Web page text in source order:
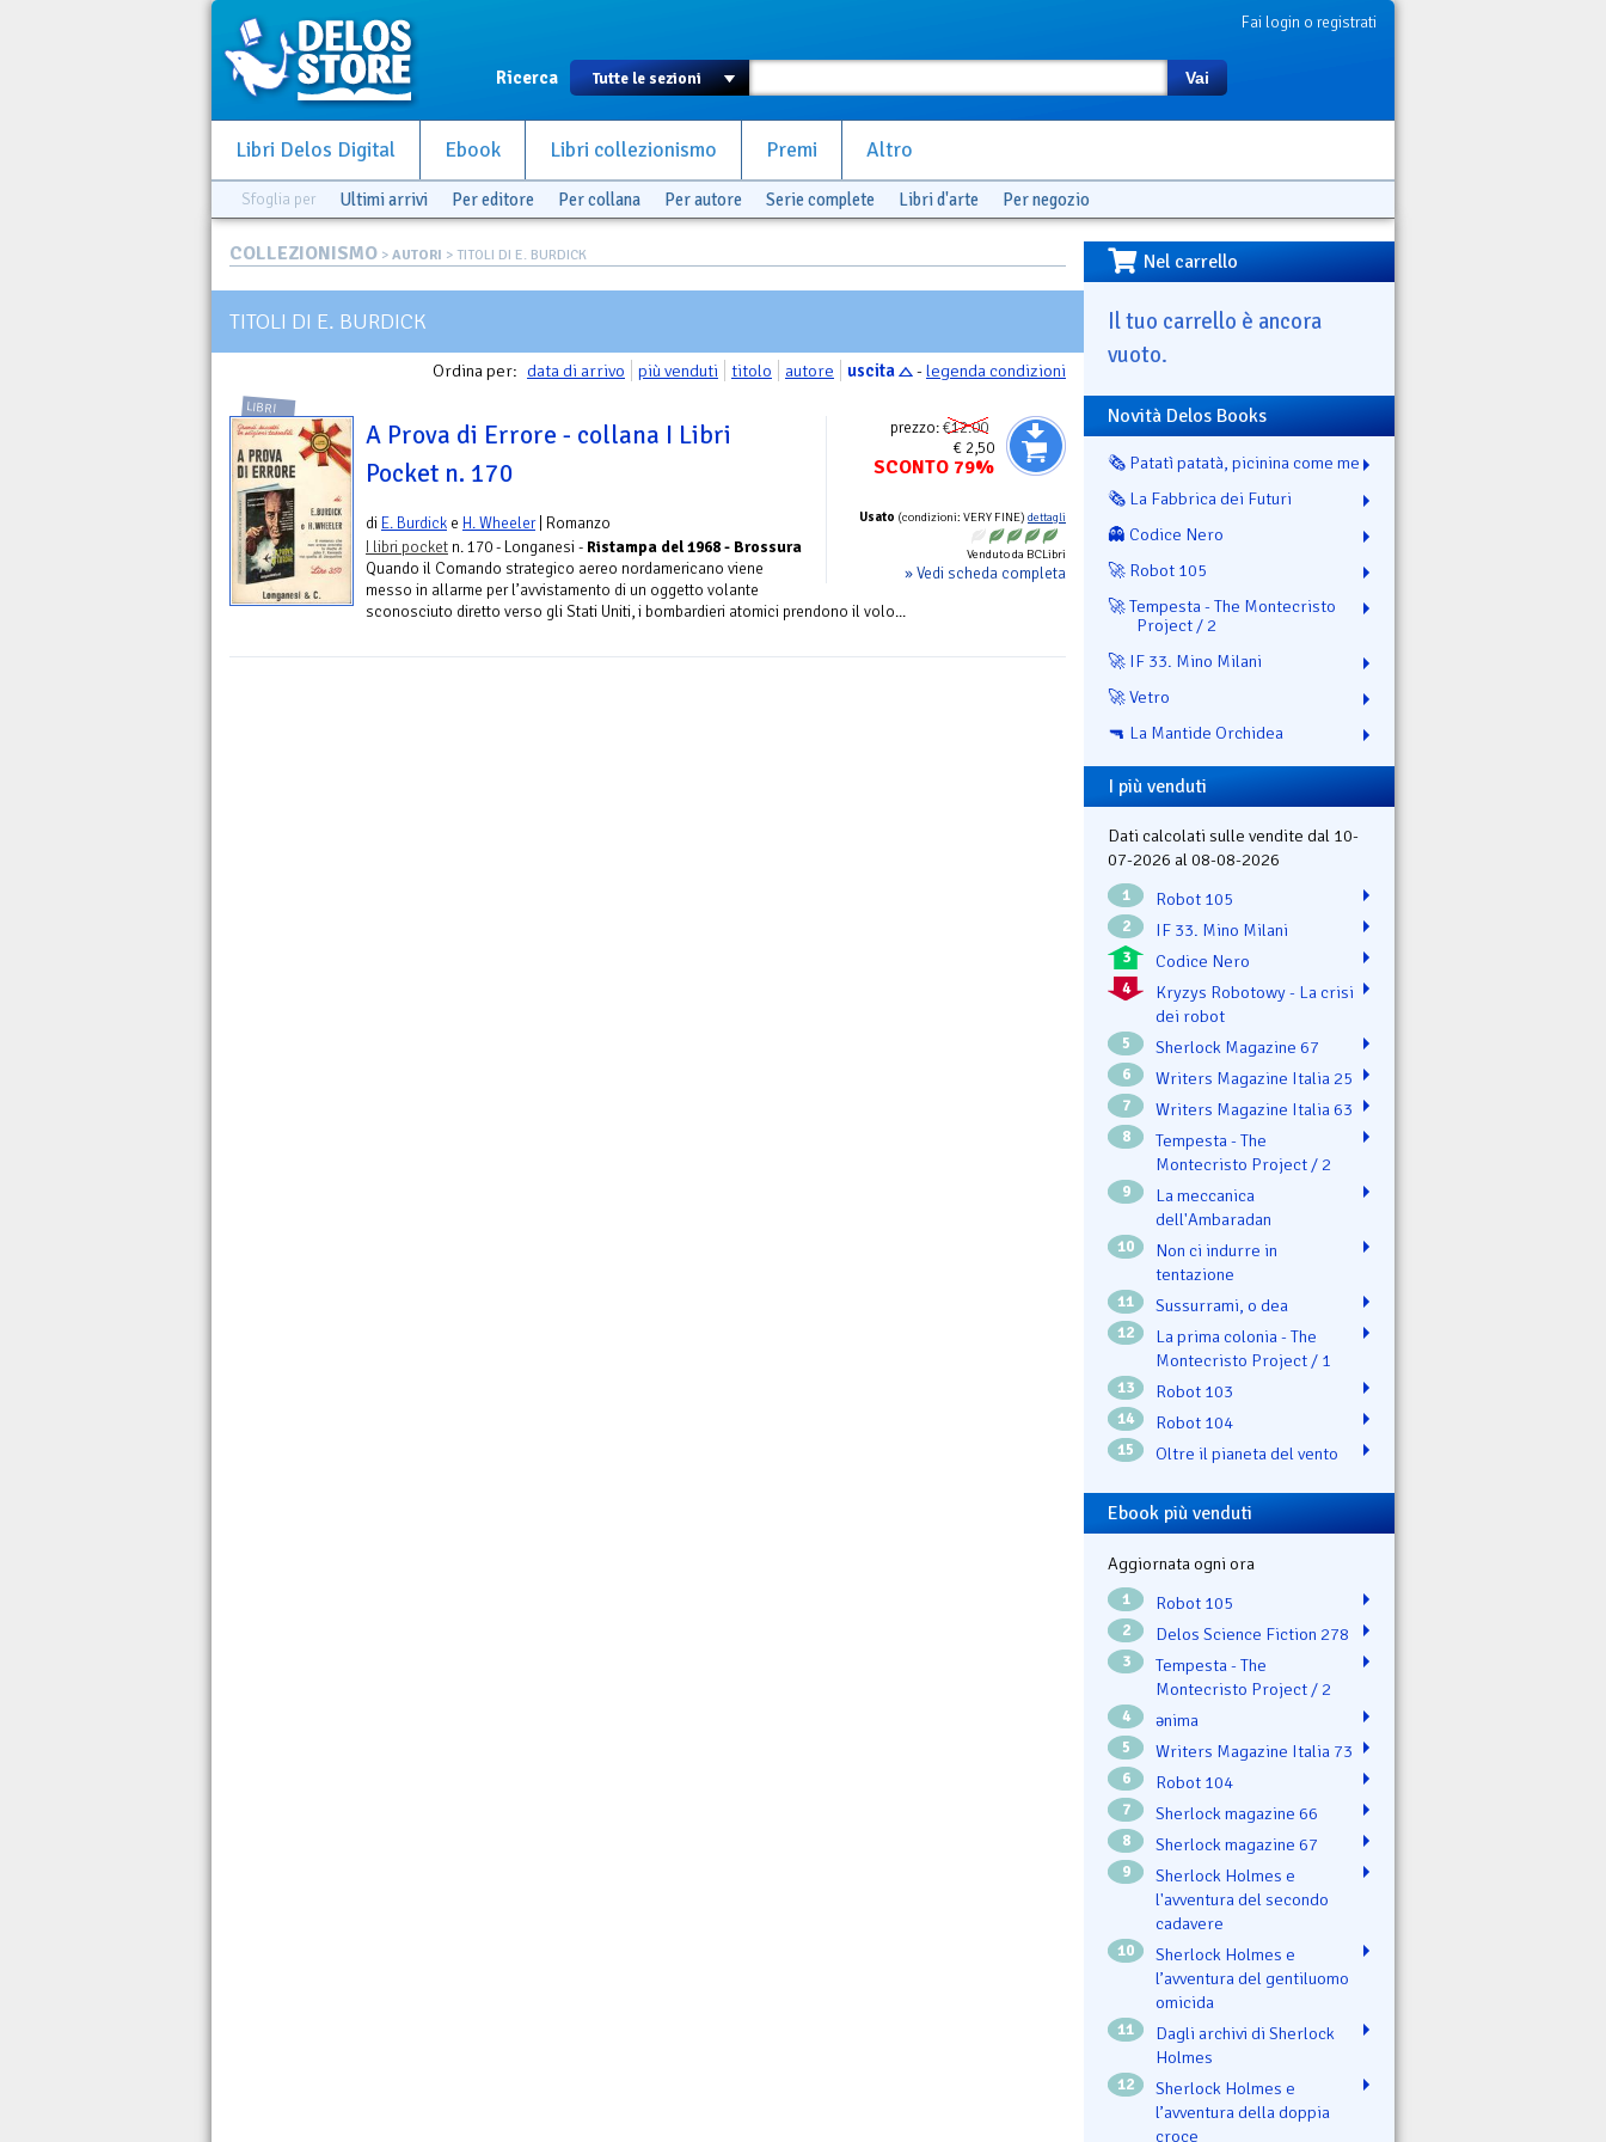
Fai login o registrati
Ricerca Vai
Libri Delos Digital Ebook Libri collezionismo Premi Altro
Sfoglia per Ultimi arrivi Per editore Per collana Per autore Serie complete Libri d'arte Per negozio
COLLEZIONISMO > AUTORI > TITOLI DI E. BURDICK
TITOLI DI E. BURDICK
Ordina per: data di arrivo più venduti titolo autore uscita -legenda condizioni
prezzo:€12.00
€ 2,50
SCONTO 79%
Usato (condizioni: VERY FINE) dettagli
Venduto da BCLibri
» Vedi scheda completa
LIBRI
A Prova di Errore - collana I Libri
Pocket n. 170
di E. Burdick e H. Wheeler| Romanzo
I libri pocket n. 170 - Longanesi - Ristampa del 1968 - Brossura
Quando il Comando strategico aereo nordamericano viene
messo in allarme per l’avvistamento di un oggetto volante
sconosciuto diretto verso gli Stati Uniti, i bombardieri atomici prendono il volo...
Nel carrello
Il tuo carrello è ancora
vuoto.
Novità Delos Books
🗞️ Patatì patatà, picinina come me
🗞️ La Fabbrica dei Futuri
👻 Codice Nero
🚀 Robot 105
🚀 Tempesta - The Montecristo
Project / 2
🚀 IF 33. Mino Milani
🚀 Vetro
🔫 La Mantide Orchidea
I più venduti
Dati calcolati sulle vendite dal 10-
07-2026 al 08-08-2026
1 Robot 105
2 IF 33. Mino Milani
3 Codice Nero
4
Kryzys Robotowy - La crisi
dei robot
5 Sherlock Magazine 67
6 Writers Magazine Italia 25
7 Writers Magazine Italia 63
8
Tempesta - The
Montecristo Project / 2
9
La meccanica
dell'Ambaradan
10
Non ci indurre in
tentazione
11 Sussurrami, o dea
12
La prima colonia - The
Montecristo Project / 1
13 Robot 103
14 Robot 104
15 Oltre il pianeta del vento
Ebook più venduti
Aggiornata ogni ora
1 Robot 105
2 Delos Science Fiction 278
3
Tempesta - The
Montecristo Project / 2
4 ənima
5 Writers Magazine Italia 73
6 Robot 104
7 Sherlock magazine 66
8 Sherlock magazine 67
9
Sherlock Holmes e
l'avventura del secondo
cadavere
10
Sherlock Holmes e
l’avventura del gentiluomo
omicida
11
Dagli archivi di Sherlock
Holmes
12
Sherlock Holmes e
l’avventura della doppia
croce